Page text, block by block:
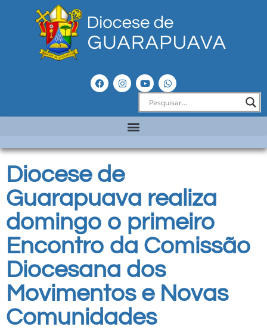
Diocese de
Guarapuava realiza
domingo o primeiro
Encontro da Comissão
Diocesana dos
Movimentos e Novas
Comunidades